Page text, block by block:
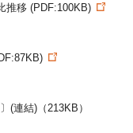
推移 (PDF:100KB)
(連結)（213KB）